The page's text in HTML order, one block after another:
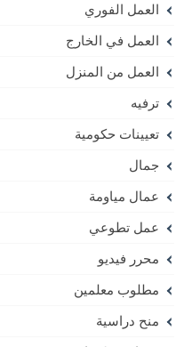
العمل الفوري
العمل في الخارج
العمل من المنزل
ترفيه
تعيينات حكومية
جمال
عمال مياومة
عمل تطوعي
محرر فيديو
مطلوب معلمين
منح دراسية